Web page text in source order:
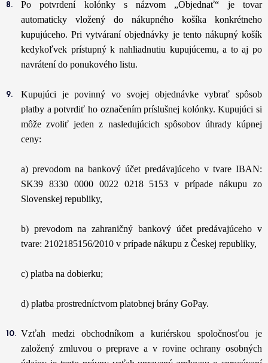
Po potvrdení kolónky s názvom „Objednať“ je tovar
automaticky vložený do nákupného košíka konkrétneho
kupujúceho. Pri vytváraní objednávky je tento nákupný košík
kedykoľvek prístupný k nahliadnutiu kupujúcemu, a to aj po
navrátení do ponukového listu.
Kupujúci je povinný vo svojej objednávke vybrať spôsob
platby a potvrdiť ho označením príslušnej kolónky. Kupujúci si
môže zvoliť jeden z nasledujúcich spôsobov úhrady kúpnej
ceny:
a) prevodom na bankový účet predávajúceho v tvare IBAN:
SK39 8330 0000 0022 0218 5153 v prípade nákupu zo
Slovenskej republiky,
b) prevodom na zahraničný bankový účet predávajúceho v
tvare: 2102185156/2010 v prípade nákupu z Českej republiky,
c) platba na dobierku;
d) platba prostredníctvom platobnej brány GoPay.
Vzťah medzi obchodníkom a kuriérskou spoločnosťou je
založený zmluvou o preprave a v rovine ochrany osobných